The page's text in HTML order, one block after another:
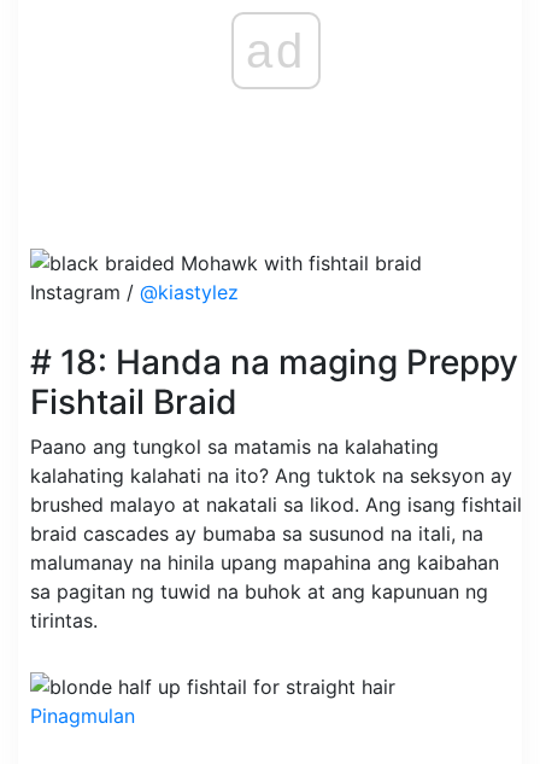
ad
Instagram / @kiastylez
# 18: Handa na maging Preppy
Fishtail Braid
Paano ang tungkol sa matamis na kalahating
kalahating kalahati na ito? Ang tuktok na seksyon ay
brushed malayo at nakatali sa likod. Ang isang fishtail
braid cascades ay bumaba sa susunod na itali, na
malumanay na hinila upang mapahina ang kaibahan
sa pagitan ng tuwid na buhok at ang kapunuan ng
tirintas.
Pinagmulan